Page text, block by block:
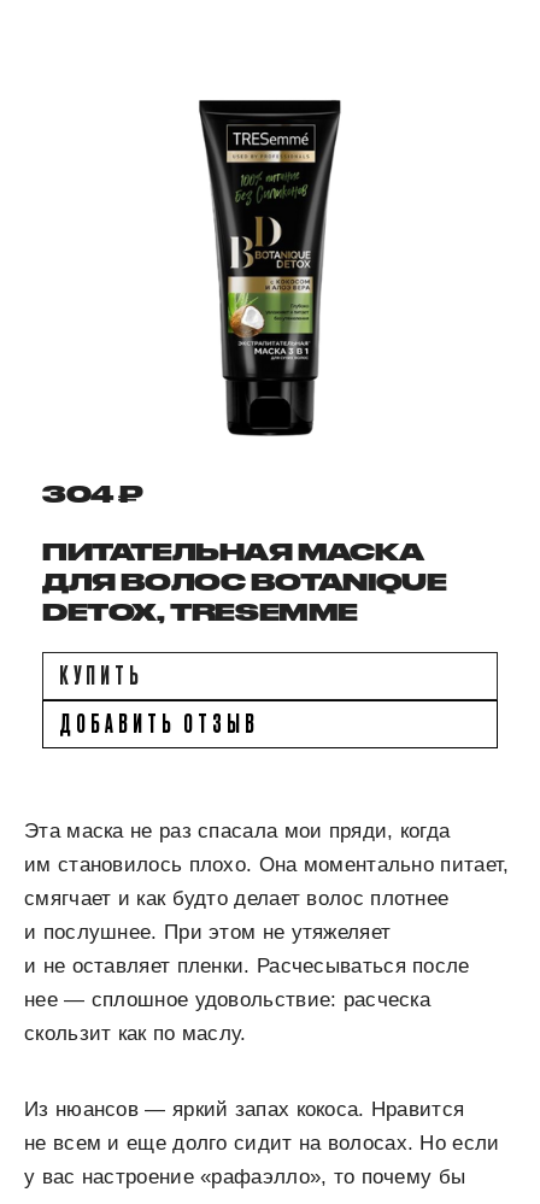
304 ₽
ПИТАТЕЛЬНАЯ МАСКА
ДЛЯ ВОЛОС BOTANIQUE
DETOX, TRESEMME
КУПИТЬ
ДОБАВИТЬ ОТЗЫВ
Эта маска не раз спасала мои пряди, когда
им становилось плохо. Она моментально питает,
смягчает и как будто делает волос плотнее
и послушнее. При этом не утяжеляет
и не оставляет пленки. Расчесываться после
нее — сплошное удовольствие: расческа
скользит как по маслу.
Из нюансов — яркий запах кокоса. Нравится
не всем и еще долго сидит на волосах. Но если
у вас настроение «рафаэлло», то почему бы